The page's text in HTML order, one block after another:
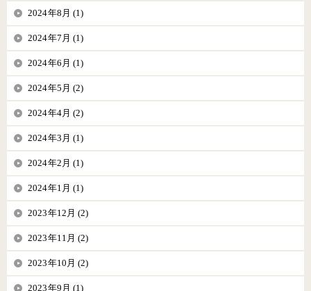
2024年8月 (1)
2024年7月 (1)
2024年6月 (1)
2024年5月 (2)
2024年4月 (2)
2024年3月 (1)
2024年2月 (1)
2024年1月 (1)
2023年12月 (2)
2023年11月 (2)
2023年10月 (2)
2023年9月 (1)